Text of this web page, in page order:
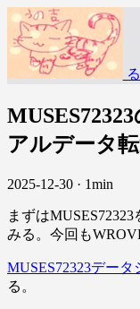
アルデータ
2025-12-30 · 1min
まずは
みる。今回も
MUSES72323データ
る。